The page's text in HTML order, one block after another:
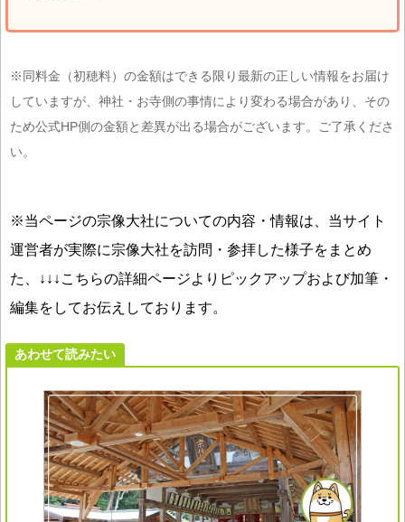
※同料金（初穂料）の金額はできる限り最新の正しい情報をお届け
していますが、神社・お寺側の事情により変わる場合があり、その
ため公式HP側の金額と差異が出る場合がございます。ご了承くださ
い。
※当ページの宗像大社についての内容・情報は、当サイト
運営者が実際に宗像大社を訪問・参拝した様子をまとめ
た、↓↓↓こちらの詳細ページよりピックアップおよび加筆・
編集をしてお伝えしております。
あわせて読みたい